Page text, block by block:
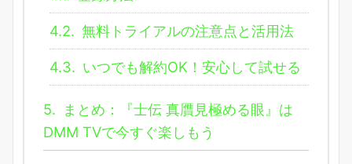
4.2. 無料トライアルの注意点と活用法
4.3. いつでも解約OK！安心して試せる
5.
まとめ：『士伝 真贋見極める眼』は
DMM TVで今すぐ楽しもう